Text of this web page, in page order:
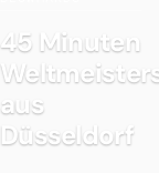
45 Minuten
aus
Düsseldorf